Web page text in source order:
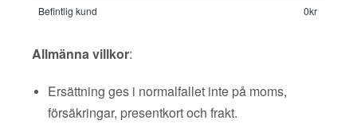
Befintlig kund
0kr
Allmänna villkor:
Ersättning ges i normalfallet inte på moms,
försäkringar, presentkort och frakt.